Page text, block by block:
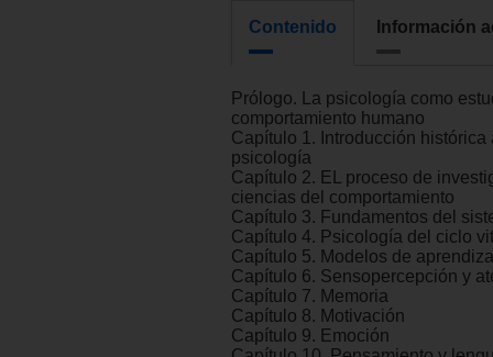
Contenido Información
Prólogo. La psicología como
comportamiento humano
Capítulo 1. Introducción histórica
psicología
Capítulo 2. EL proceso de
ciencias del comportamiento
Capítulo 3. Fundamentos del
Capítulo 4. Psicología del ciclo
Capítulo 5. Modelos de
Capítulo 6. Sensopercepción y
Capítulo 7. Memoria
Capítulo 8. Motivación
Capítulo 9. Emoción